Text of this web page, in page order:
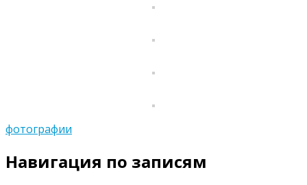
фотографии
Навигация по записям